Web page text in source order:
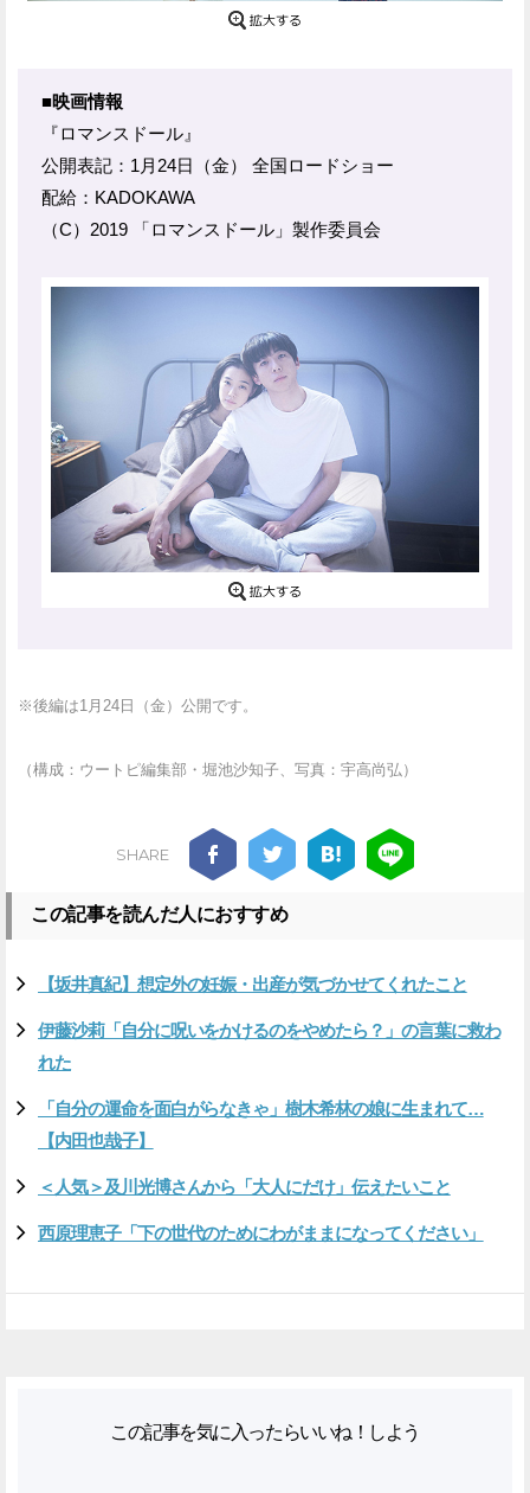
■映画情報
『ロマンスドール』
公開表記：1月24日（金） 全国ロードショー
配給：KADOKAWA
（C）2019 「ロマンスドール」製作委員会
※後編は1月24日（金）公開です。
（構成：ウートピ編集部・堀池沙知子、写真：宇高尚弘）
SHARE
この記事を読んだ人におすすめ
【坂井真紀】想定外の妊娠・出産が気づかせてくれたこと
伊藤沙莉「自分に呪いをかけるのをやめたら？」の言葉に救わ
れた
「自分の運命を面白がらなきゃ」樹木希林の娘に生まれて…
【内田也哉子】
＜人気＞及川光博さんから「大人にだけ」伝えたいこと
西原理恵子「下の世代のためにわがままになってください」
この記事を気に入ったらいいね！しよう